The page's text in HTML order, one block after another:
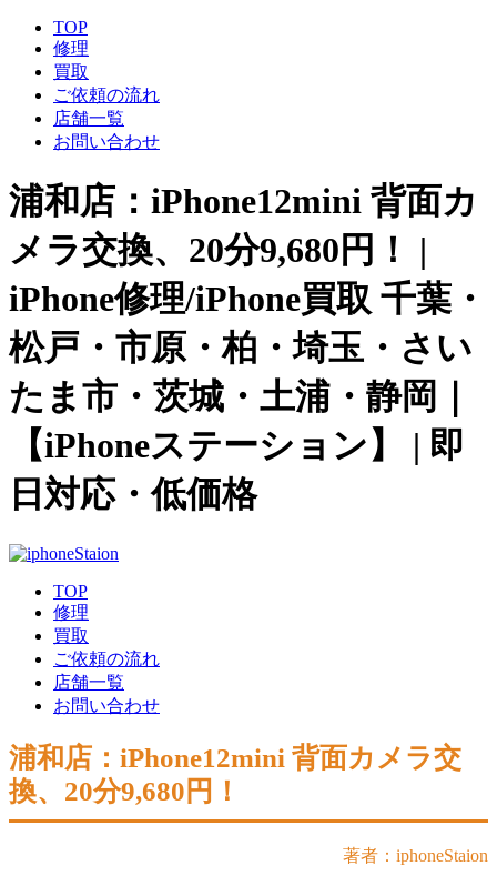
TOP
修理
買取
ご依頼の流れ
店舗一覧
お問い合わせ
浦和店：iPhone12mini 背面カ
メラ交換、20分9,680円！ |
iPhone修理/iPhone買取 千葉・
松戸・市原・柏・埼玉・さい
たま市・茨城・土浦・静岡｜
【iPhoneステーション】 | 即
日対応・低価格
TOP
修理
買取
ご依頼の流れ
店舗一覧
お問い合わせ
浦和店：iPhone12mini 背面カメラ交
換、20分9,680円！
著者：iphoneStaion